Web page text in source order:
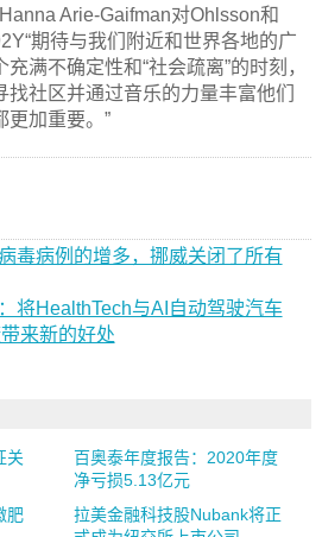
Arie-Gaifman对Ohlsson和
期待与我们附近和世界各地的广
满不确定性和“社会疏离”的时刻，
社区并通过音乐的力量丰富他们
更加重要。”
毒病例的增多，挪威关闭了所有
将HealthTech与AI自动驾驶汽车
来新的好处
关
百奥泰年度报告：2020年度
净亏损5.13亿元
肥
拉美金融科技股Nubank将正